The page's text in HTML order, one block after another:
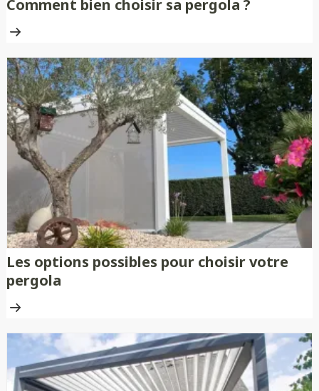
Comment bien choisir sa pergola ?
Les options possibles pour choisir votre
pergola